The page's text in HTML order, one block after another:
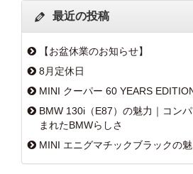
最近の投稿
【お盆休業のお知らせ】
8月定休日
MINI クーパー 60 YEARS
BMW 130i（E87）の魅力｜コン
まれたBMWらしさ
MINI エニグマチックブラックの